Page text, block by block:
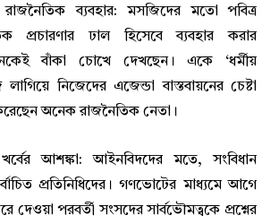
রাজনৈতিক ব্যবহার: মসজিদের মতো পবিত্র
প্রচারণার ঢাল হিসেবে ব্যবহার করার
বাঁকা চোখে দেখছেন। একে ‘ধর্মীয়
নিজেদের এজেন্ডা বাস্তবায়নের চেষ্টা
অনেক রাজনৈতিক নেতা।
আশঙ্কা: আইনবিদদের মতে, সংবিধান
প্রতিনিধিদের। গণভোটের মাধ্যমে আগে
দেওয়া পরবর্তী সংসদের সার্বভৌমত্বকে প্রশ্নের